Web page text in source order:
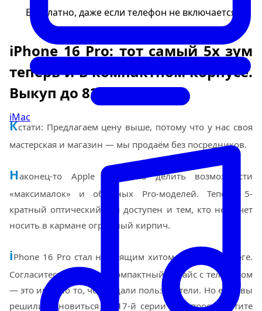
iMac
Бесплатно, даже если телефон не включается
iPhone 16 Pro: тот самый 5x зум
теперь и в компактном корпусе.
Выкуп до 82 000 ₽
Кстати: Предлагаем цену выше, потому что у нас своя
мастерская и магазин — мы продаём без посредников.
Наконец-то Apple перестала делить возможности
«максималок» и обычных Pro-моделей. Теперь 5-
кратный оптический зум доступен и тем, кто не хочет
носить в кармане огромный кирпич.
iPhone 16 Pro стал настоящим хитом в Екатеринбурге.
Согласитесь, получить компактный девайс с телевиком
— это именно то, чего ждали пользователи. Но если вы
решили обновиться до 17-й серии или просто хотите